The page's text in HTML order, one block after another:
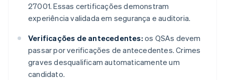
27001. Essas certificações demonstram
experiência validada em segurança e auditoria.
Verificações de antecedentes: os QSAs devem
passar por verificações de antecedentes. Crimes
graves desqualificam automaticamente um
candidato.